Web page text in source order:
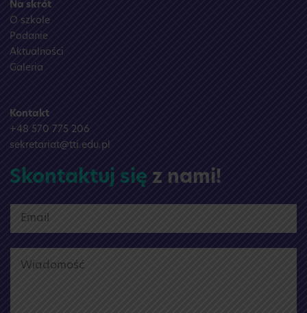
Na skrót
O szkole
Podanie
Aktualności
Galeria
Kontakt
+48 570 775 206
sekretariat@tti.edu.pl
Skontaktuj się z nami!